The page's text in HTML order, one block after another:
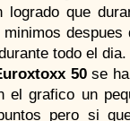
logrado que
todo el dia.
50se ha
el grafico un
pero si